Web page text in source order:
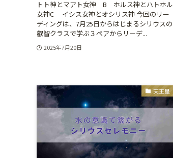
トト神とマアト女神 B ホルス神とハトホル
女神C イシス女神とオシリス神 今回のリー
ディングは、7月25日からはじまるシリウスの
叡智クラスで学ぶ３ペアからリーデ...
2025年7月20日
天王星